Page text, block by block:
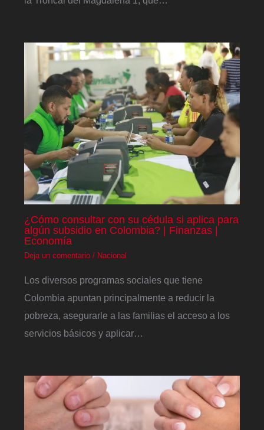
¿Cómo consultar con su cédula si aplica para
algún subsidio en Colombia? | Finanzas |
Economía
Deja un comentario / Nacional
Los diversos programas sociales que tiene
Colombia apuntan principalmente a reducir la
pobreza, asegurarle a las familias el acceso a los
servicios básicos y aplicar…